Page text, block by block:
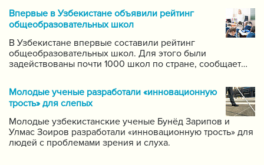
систему для размещения в интернете видео-уроков
самых ведущих учителей по каждому предмету.
Впервые в Узбекистане объявили рейтинг
общеобразовательных школ
В Узбекистане впервые составили рейтинг
общеобразовательных школ. Для этого были
задействованы почти 1000 школ по стране, сообщает
за качеством образования при Кабинете Министров
Республики Узбекистан.
Молодые ученые разработали «инновационную
трость» для слепых
Молодые узбекистанские ученые Бунёд Зарипов и
Улмас Зоиров разработали «инновационную трость» для
людей с проблемами зрения и слуха.